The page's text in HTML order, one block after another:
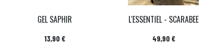
GEL SAPHIR
Prix
13,90 €
L'ESSENTIEL - SCARABEE
Prix
49,90 €